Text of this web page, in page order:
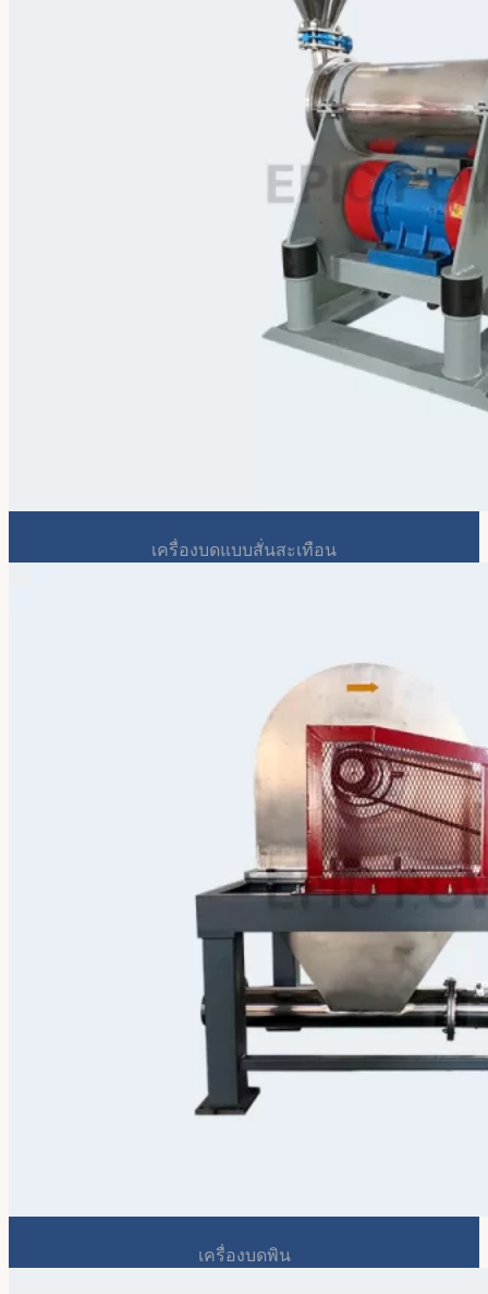
เครื่องบดแบบสั่นสะเทือน
เครื่องบดพิน